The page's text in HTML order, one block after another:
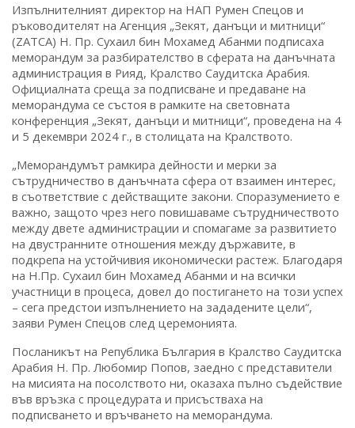
Изпълнителният директор на НАП Румен Спецов и
ръководителят на Агенция „Зекят, данъци и митници“
(ZATCA) Н. Пр. Сухаил бин Мохамед Абанми подписаха
меморандум за разбирателство в сферата на данъчната
администрация в Рияд, Кралство Саудитска Арабия.
Официалната среща за подписване и предаване на
меморандума се състоя в рамките на световната
конференция „Зекят, данъци и митници“, проведена на 4
и 5 декември 2024 г., в столицата на Кралството.
„Меморандумът рамкира дейности и мерки за
сътрудничество в данъчната сфера от взаимен интерес,
в съответствие с действащите закони. Споразумението е
важно, защото чрез него повишаваме сътрудничеството
между двете администрации и спомагаме за развитието
на двустранните отношения между държавите, в
подкрепа на устойчивия икономически растеж. Благодаря
на Н.Пр. Сухаил бин Мохамед Абанми и на всички
участници в процеса, довел до постигането на този успех
– сега предстои изпълнението на зададените цели“,
заяви Румен Спецов след церемонията.
Посланикът на Република България в Кралство Саудитска
Арабия Н. Пр. Любомир Попов, заедно с представители
на мисията на посолството ни, оказаха пълно съдействие
във връзка с процедурата и присъстваха на
подписването и връчването на меморандума.